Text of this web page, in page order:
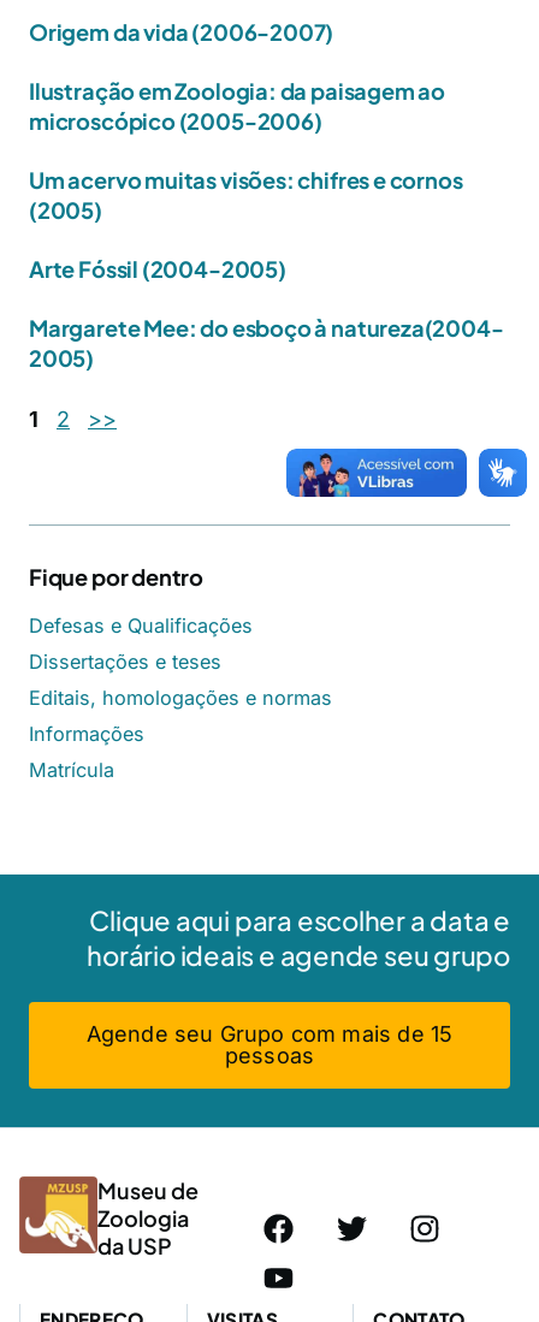
Origem da vida (2006-2007)
Ilustração em Zoologia: da paisagem ao
microscópico (2005-2006)
Um acervo muitas visões: chifres e cornos
(2005)
Arte Fóssil (2004-2005)
Margarete Mee: do esboço à natureza(2004-
2005)
1 2 >>
Fique por dentro
Defesas e Qualificações
Dissertações e teses
Editais, homologações e normas
Informações
Matrícula
Clique aqui para escolher a data e
horário ideais e agende seu grupo
Agende seu Grupo com mais de 15
pessoas
Museu de
Zoologia
da USP